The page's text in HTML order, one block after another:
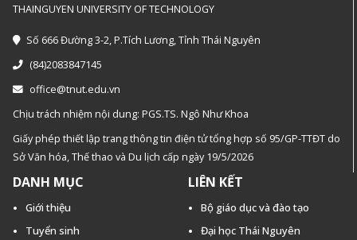
THAINGUYEN UNIVERSITY OF TECHNOLOGY
Số 666 Đường 3-2, P.Tích Lương, Tỉnh Thái Nguyên
(84)2083847145
office@tnut.edu.vn
Chịu trách nhiệm nội dung: PGS.TS. Ngô Như Khoa
Giấy phép thiết lập trang thông tin điện tử tổng hợp số 95/GP-TTĐT do
Sở Văn hóa, Thế thao và Du lịch cấp ngày 19/5/2026
DANH MỤC
Giới thiệu
Tuyển sinh
LIÊN KẾT
Bộ giáo dục và đào tạo
Đại học Thái Nguyên